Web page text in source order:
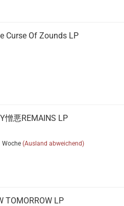
Curse Of Zounds LP
憎​悪​REMAINS LP
(Ausland abweichend)
TOMORROW LP